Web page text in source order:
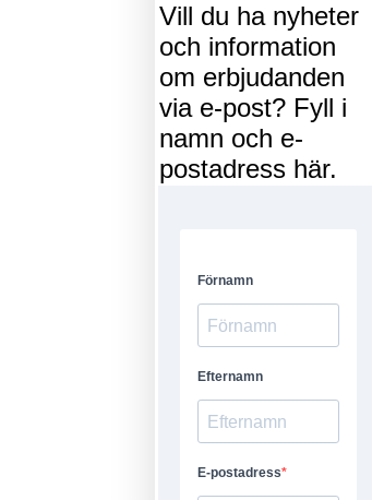
Vill du ha nyheter
och information
om erbjudanden
via e-post? Fyll i
namn och e-
postadress här.